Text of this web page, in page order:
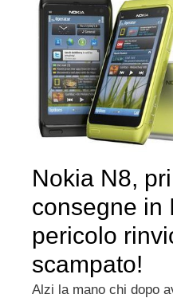
Nokia N8,
consegne in
pericolo
scampato!
Alzi la mano chi dopo